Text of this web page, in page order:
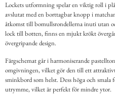
Lockets utformning spelar en viktig roll i
avslutat med en borttagbar knopp i
åtkomst till bomullsrondellerna inuti utan
lock till botten, finns en mjukt krökt
övergripande design.
Färgschemat går i harmoniserande
omgivningen, vilket gör den till ett
sminkbord som helst. Dess höga och
utrymme, vilket är perfekt för mindre ytor.